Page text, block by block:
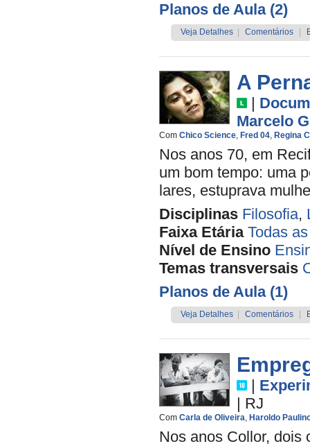
Planos de Aula (2)
Veja Detalhes Comentários
A
|
Marcelo
Com Chico Science, Fred 04, Regina
Nos anos 70, em
um bom tempo: uma
lares, estuprava
Disciplinas Filosofia,
Faixa Etária Todas
Nível de Ensino
Temas transversais
Planos de Aula (1)
Veja Detalhes Comentários
|
| RJ
Com Carla de Oliveira, Haroldo
Nos anos Collor, dois